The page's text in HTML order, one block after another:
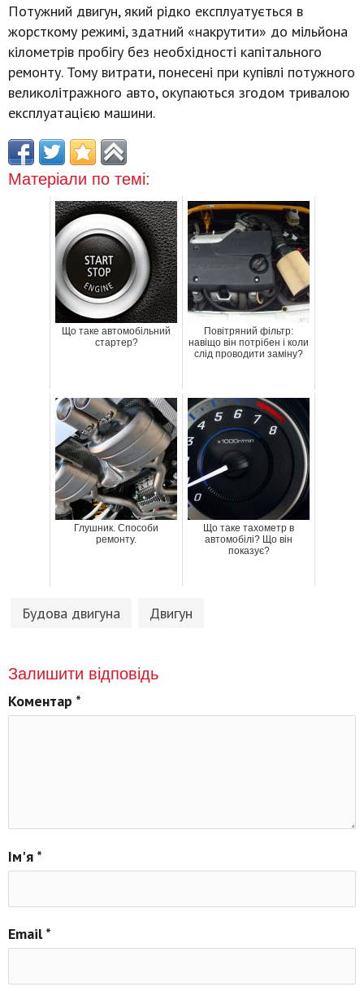
Потужний двигун, який рідко експлуатується в
жорсткому режимі, здатний «накрутити» до мільйона
кілометрів пробігу без необхідності капітального
ремонту. Тому витрати, понесені при купівлі потужного
великолітражного авто, окупаються згодом тривалою
експлуатацією машини.
Матеріали по темі:
Що таке автомобільний
стартер?
Повітряний фільтр:
навіщо він потрібен і коли
слід проводити заміну?
Глушник. Способи
ремонту.
Що таке тахометр в
автомобілі? Що він
показує?
Будова двигуна Двигун
Залишити відповідь
Коментар *
Ім'я *
Email*